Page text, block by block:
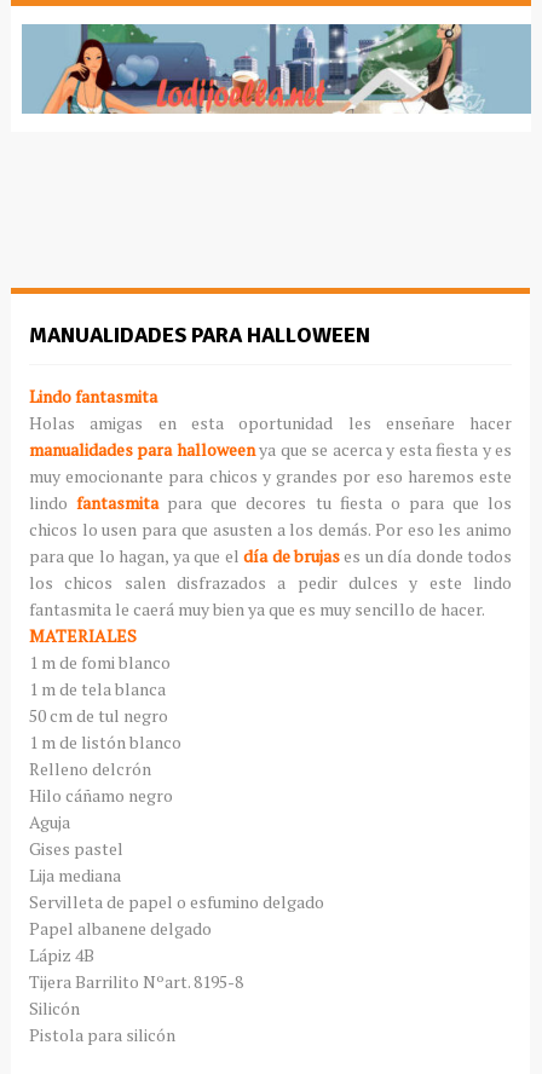
MANUALIDADES PARA HALLOWEEN
Lindo fantasmita
Holas amigas en esta oportunidad les enseñare hacer
manualidades para halloweenya que se acerca y esta fiesta y es
muy emocionante para chicos y grandes por eso haremos este
lindofantasmitapara que decores tu fiesta o para que los
chicos lo usen para que asusten a los demás. Por eso les animo
para que lo hagan, ya que eldía de brujases un día donde todos
los chicos salen disfrazados a pedir dulces y este lindo
fantasmita le caerá muy bien ya que es muy sencillo de hacer.
MATERIALES
1 m de fomi blanco
1 m de tela blanca
50 cm de tul negro
1 m de listón blanco
Relleno delcrón
Hilo cáñamo negro
Aguja
Gises pastel
Lija mediana
Servilleta de papel o esfumino delgado
Papel albanene delgado
Lápiz 4B
Tijera Barrilito Nºart. 8195-8
Silicón
Pistola para silicón